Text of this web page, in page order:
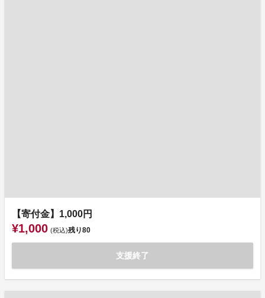
【寄付金】1,000円
¥1,000 (税込)残り80
支援終了